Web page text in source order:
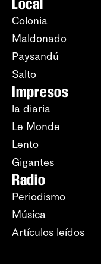
Colonia
Maldonado
Paysandú
Salto
Impresos
la diaria
Le Monde
Lento
Gigantes
Radio
Periodismo
Música
Artículos leídos